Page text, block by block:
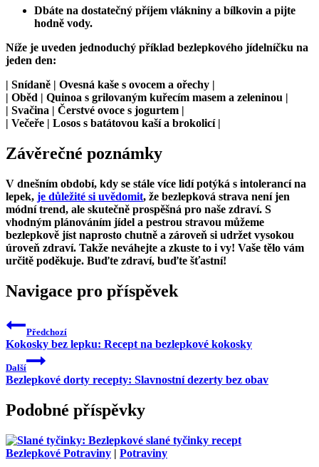
Dbáte na dostatečný příjem vlákniny a bílkovin a pijte
hodně vody.
Níže je uveden jednoduchý příklad bezlepkového jídelníčku na
jeden den:
| Snídaně | Ovesná kaše s ovocem a ořechy |
| Oběd | Quinoa s grilovaným kuřecím masem a zeleninou |
| Svačina | Čerstvé ovoce s jogurtem |
| Večeře | Losos s batátovou kaší a brokolicí |
Závěrečné poznámky
V dnešním období, kdy se stále více lidí potýká s intolerancí na
lepek, je důležité si uvědomit, že bezlepková strava není jen
módní trend, ale skutečně prospěšná pro naše zdraví. S
vhodným plánováním jídel a pestrou stravou můžeme
bezlepkově jíst naprosto chutně a zároveň si udržet vysokou
úroveň zdraví. Takže neváhejte a zkuste to i vy! Vaše tělo vám
určitě poděkuje. Buďte zdraví, buďte šťastní!
Navigace pro příspěvek
Předchozí
Kokosky bez lepku: Recept na bezlepkové kokosky
Další
Bezlepkové dorty recepty: Slavnostní dezerty bez obav
Podobné příspěvky
Bezlepkové Potraviny | Potraviny